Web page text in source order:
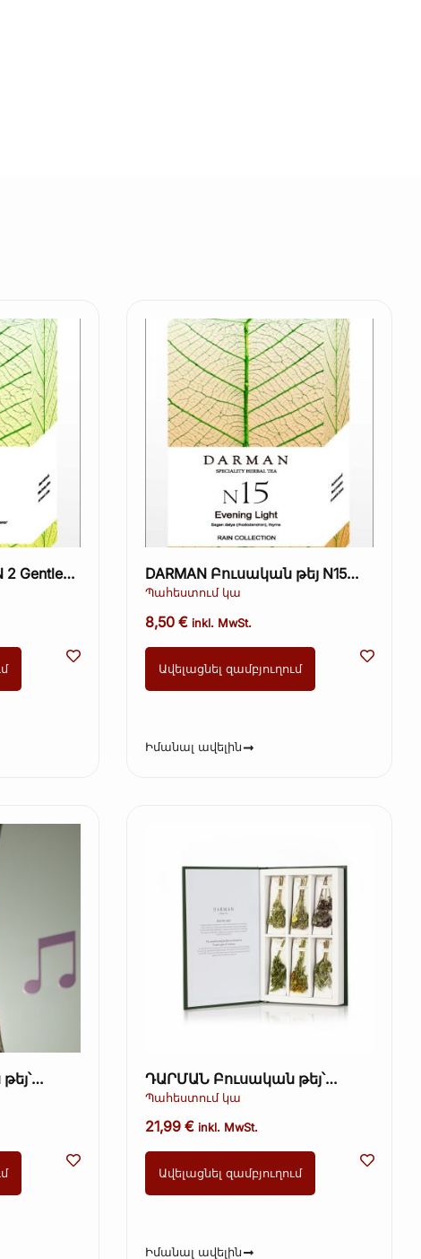
2 Gentle
DARMAN Բուսական թեյ N15
Երեկոյան Լույս 40գ.
Պահեստում կա
8,50 € inkl. MwSt.
Ավելացնել զամբյուղում
Իմանալ ավելին
ԴԱՐՄԱՆ Բուսական թեյ՝
խոտաբույսերով և
Պահեստում կա
21,99 € inkl. MwSt.
Ավելացնել զամբյուղում
Իմանալ ավելին